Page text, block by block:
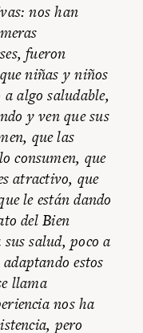
nos han
fueron
niñas y niños
algo saludable,
y ven que sus
que las
consumen, que
atractivo, que
le están dando
del Bien
salud, poco a
estos
llama
nos ha
pero